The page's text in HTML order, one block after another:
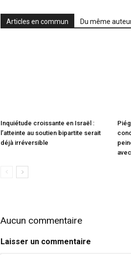
Articles en commun Du même
Inquiétude croissante en Israël :
l’atteinte au soutien bipartite serait
déjà irréversible
Aucun commentaire
Laisser un commentaire